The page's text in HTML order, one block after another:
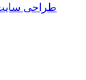
طراحی